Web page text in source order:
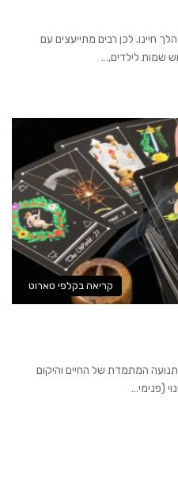
חיינו. לכן רבים מתייעצים עם
שמות לילדים,…
קריאה בקלפי טארוט
המתמדת של החיים והיקום
(פנימי…